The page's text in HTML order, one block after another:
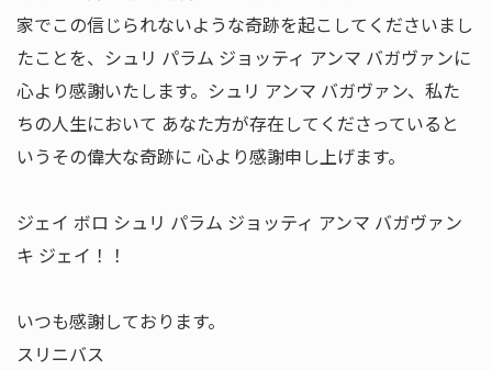
家でこの信じられないような奇跡を起こしてくださいまし
たことを、シュリ パラム ジョッティ アンマ バガヴァンに
心より感謝いたします。シュリ アンマ バガヴァン、私た
ちの人生において あなた方が存在してくださっていると
いうその偉大な奇跡に 心より感謝申し上げます。
ジェイ ボロ シュリ パラム ジョッティ アンマ バガヴァン
キ ジェイ！！
いつも感謝しております。
スリニバス